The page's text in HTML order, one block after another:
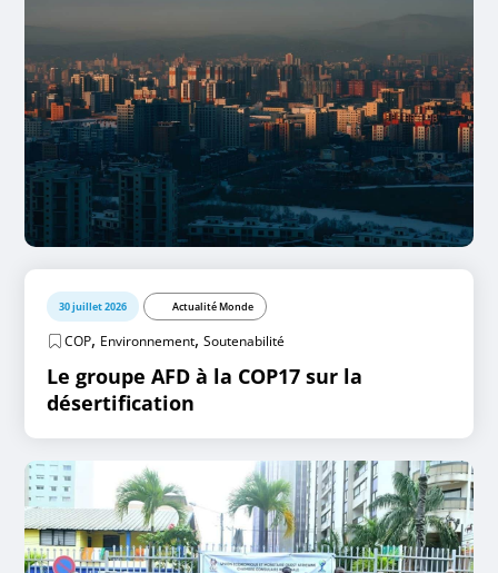
30 juillet 2026 Actualité Monde
COP, Environnement,Soutenabilité
Le groupe AFD à la COP17 sur la
désertification